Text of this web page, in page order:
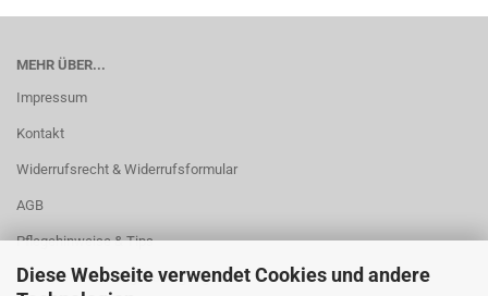
Diese Webseite verwendet Cookies und andere
MEHR ÜBER...
Impressum
Kontakt
Widerrufsrecht & Widerrufsformular
AGB
Pflegehinweise & Tips
Versand- & Zahlungsbedingungen